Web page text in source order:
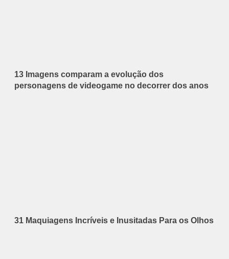
13 Imagens comparam a evolução dos
personagens de videogame no decorrer dos anos
31 Maquiagens Incríveis e Inusitadas Para os Olhos